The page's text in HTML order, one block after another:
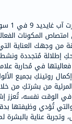
المكونات
وجهك العناية التي
في مُحاربة
روتينكِ بجميع
الوقت نفسه، تُعزز
تُؤدي وظيفتها
وتجربة عناية